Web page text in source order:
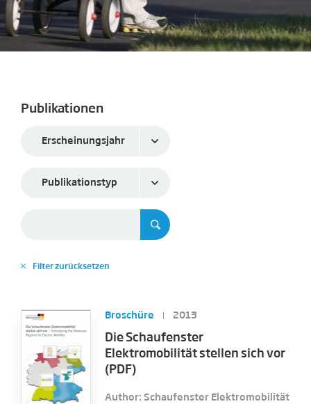
Publikationen
Erscheinungsjahr
Publikationstyp
✕ Filter zurücksetzen
Broschüre 2013
Die Schaufenster
Elektromobilität stellen sich vor
(PDF)
Author: Schaufenster Elektromobilität